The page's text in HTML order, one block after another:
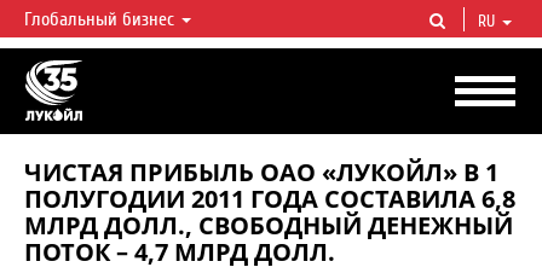
ЛУКОЙЛ СЕГОДНЯ
ЛУКОЙЛ — одна из крупнейших вертикально интегрированных
нефтегазовых компаний в мире, на долю которой приходится более 2%
мировой добычи нефти и около 1% доказанных запасов углеводородов.
Глобальный бизнес RU
ЧИСТАЯ ПРИБЫЛЬ ОАО «ЛУКОЙЛ» В 1
ПОЛУГОДИИ 2011 ГОДА СОСТАВИЛА 6,8
МЛРД ДОЛЛ., СВОБОДНЫЙ ДЕНЕЖНЫЙ
ПОТОК – 4,7 МЛРД ДОЛЛ.